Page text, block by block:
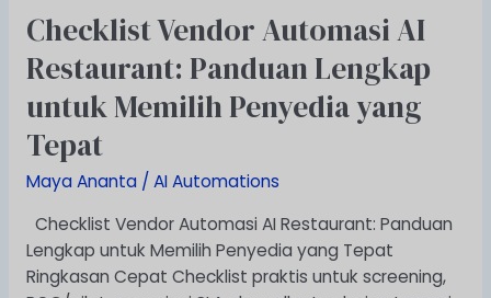
Checklist Vendor Automasi AI
Restaurant: Panduan Lengkap
untuk Memilih Penyedia yang
Tepat
Maya Ananta / AI Automations
Checklist Vendor Automasi AI Restaurant: Panduan
Lengkap untuk Memilih Penyedia yang Tepat
Ringkasan Cepat Checklist praktis untuk screening,
yang
Tepat